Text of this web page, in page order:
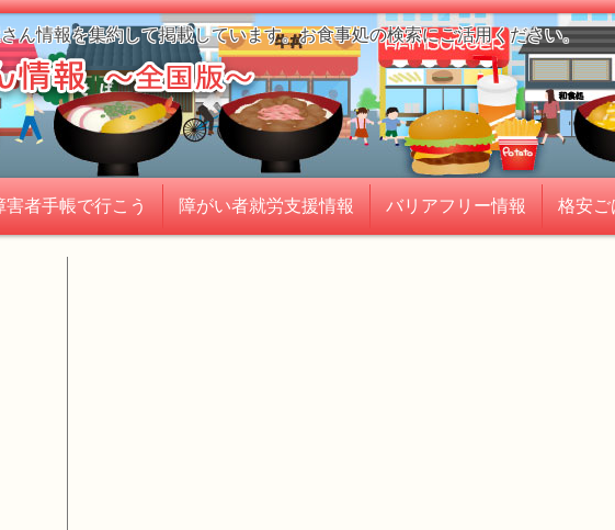
ん情報を集約して掲載しています。お食事処の検索にご活用ください。
害者手帳で行こう 障がい者就労支援情報 バリアフリー情報 格安ご